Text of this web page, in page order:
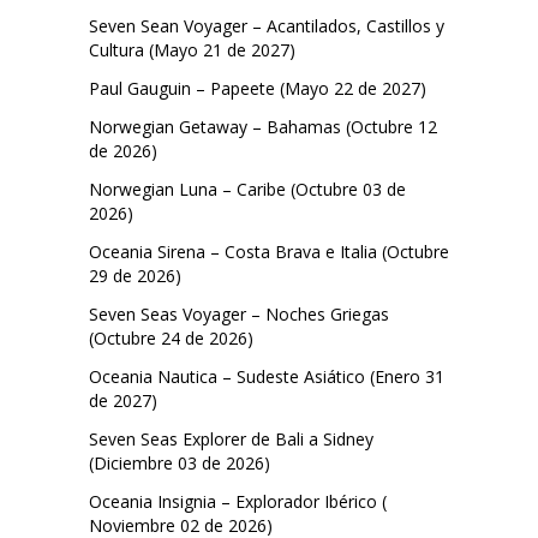
Seven Sean Voyager – Acantilados, Castillos y
Cultura (Mayo 21 de 2027)
Paul Gauguin – Papeete (Mayo 22 de 2027)
Norwegian Getaway – Bahamas (Octubre 12
de 2026)
Norwegian Luna – Caribe (Octubre 03 de
2026)
Oceania Sirena – Costa Brava e Italia (Octubre
29 de 2026)
Seven Seas Voyager – Noches Griegas
(Octubre 24 de 2026)
Oceania Nautica – Sudeste Asiático (Enero 31
de 2027)
Seven Seas Explorer de Bali a Sidney
(Diciembre 03 de 2026)
Oceania Insignia – Explorador Ibérico (
Noviembre 02 de 2026)